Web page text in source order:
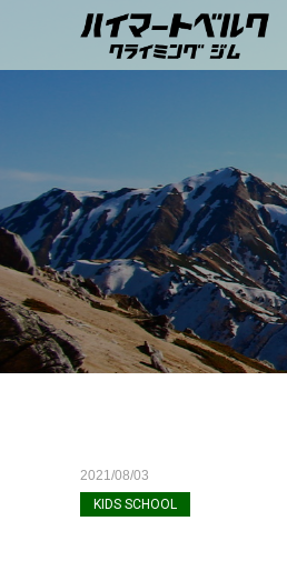
2021/08/03
KIDS SCHOOL